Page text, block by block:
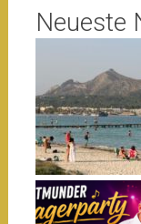
Neueste